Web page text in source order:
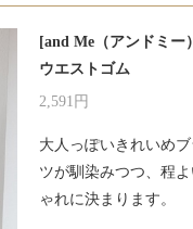
[and Me（アンドミー
ウエストゴム
2,591円
大人っぽいきれいめ
ツが馴染みつつ、程
ゃれに決まります。